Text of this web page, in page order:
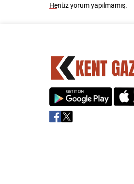
Henüz yorum yapılmamış.